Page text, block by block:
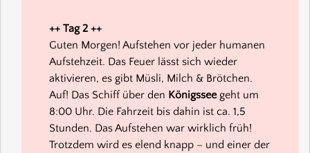
++ Tag 2 ++
Guten Morgen! Aufstehen vor jeder humanen
Aufstehzeit. Das Feuer lässt sich wieder
aktivieren, es gibt Müsli, Milch & Brötchen.
Auf! Das Schiff über den Königssee geht um
8:00 Uhr. Die Fahrzeit bis dahin ist ca. 1,5
Stunden. Das Aufstehen war wirklich früh!
Trotzdem wird es elend knapp – und einer der